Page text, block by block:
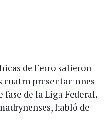
de Ferro salieron
cuatro presentaciones
de la Liga Federal.
habló de